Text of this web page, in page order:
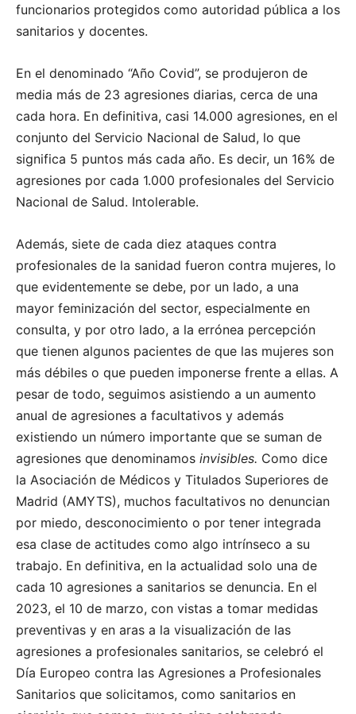
funcionarios protegidos como autoridad pública a los
sanitarios y docentes.
En el denominado “Año Covid”, se produjeron de
media más de 23 agresiones diarias, cerca de una
cada hora. En definitiva, casi 14.000 agresiones, en el
conjunto del Servicio Nacional de Salud, lo que
significa 5 puntos más cada año. Es decir, un 16% de
agresiones por cada 1.000 profesionales del Servicio
Nacional de Salud. Intolerable.
Además, siete de cada diez ataques contra
profesionales de la sanidad fueron contra mujeres, lo
que evidentemente se debe, por un lado, a una
mayor feminización del sector, especialmente en
consulta, y por otro lado, a la errónea percepción
que tienen algunos pacientes de que las mujeres son
más débiles o que pueden imponerse frente a ellas. A
pesar de todo, seguimos asistiendo a un aumento
anual de agresiones a facultativos y además
existiendo un número importante que se suman de
agresiones que denominamos invisibles. Como dice
la Asociación de Médicos y Titulados Superiores de
Madrid (AMYTS), muchos facultativos no denuncian
por miedo, desconocimiento o por tener integrada
esa clase de actitudes como algo intrínseco a su
trabajo. En definitiva, en la actualidad solo una de
cada 10 agresiones a sanitarios se denuncia. En el
2023, el 10 de marzo, con vistas a tomar medidas
preventivas y en aras a la visualización de las
agresiones a profesionales sanitarios, se celebró el
Día Europeo contra las Agresiones a Profesionales
Sanitarios que solicitamos, como sanitarios en